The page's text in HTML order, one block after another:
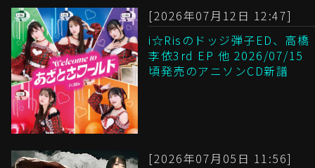
[2026年07月12日 12:47]
i☆Risのドッジ弾子ED、高橋
李依3rd EP 他 2026/07/15
頃発売のアニソンCD新譜
[2026年07月05日 11:56]